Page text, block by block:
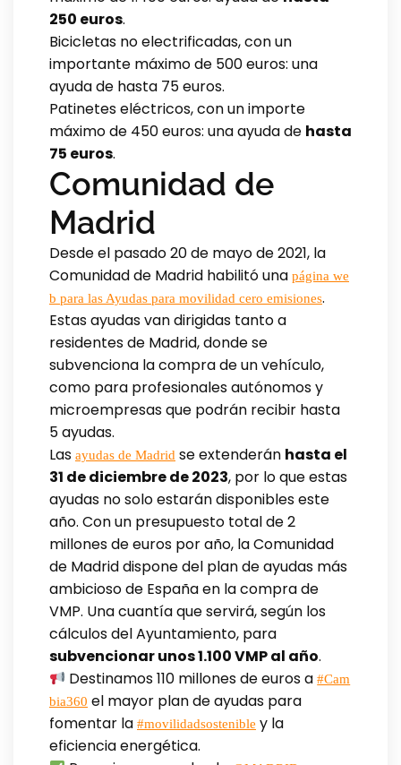
250 euros.
Bicicletas no electrificadas, con un
importante máximo de 500 euros: una
ayuda de hasta 75 euros.
Patinetes eléctricos, con un importe
máximo de 450 euros: una ayuda de hasta
75 euros.
Comunidad de
Madrid
Desde el pasado 20 de mayo de 2021, la
Comunidad de Madrid habilitó una página we
b para las Ayudas para movilidad cero emisiones.
Estas ayudas van dirigidas tanto a
residentes de Madrid, donde se
subvenciona la compra de un vehículo,
como para profesionales autónomos y
microempresas que podrán recibir hasta
5 ayudas.
Las ayudas de Madrid se extenderán hasta el
31 de diciembre de 2023, por lo que estas
ayudas no solo estarán disponibles este
año. Con un presupuesto total de 2
millones de euros por año, la Comunidad
de Madrid dispone del plan de ayudas más
ambicioso de España en la compra de
VMP. Una cuantía que servirá, según los
cálculos del Ayuntamiento, para
subvencionar unos 1.100 VMP al año.
Destinamos 110 millones de euros a#Cam
bia360 el mayor plan de ayudas para
fomentar la #movilidadsostenible y la
eficiencia energética.